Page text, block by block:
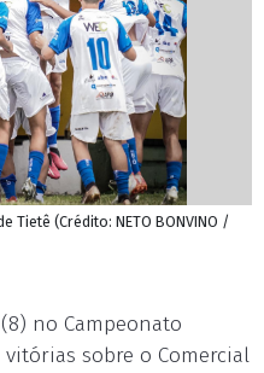
Tietê (Crédito: NETO BONVINO /
no Campeonato
vitórias sobre o Comercial